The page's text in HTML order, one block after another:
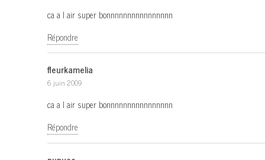
ca a l air super bonnnnnnnnnnnnnnnn
Répondre
fleurkamelia
6 juin 2009
ca a l air super bonnnnnnnnnnnnnnnn
Répondre